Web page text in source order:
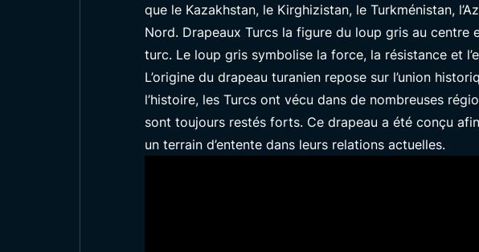
que le Kazakhstan, le Kirghizistan, le Turkménistan,
Nord. Drapeaux Turcs la figure du loup gris au centre
turc. Le loup gris symbolise la force, la résistance et
L’origine du drapeau turanien repose sur l’union
l’histoire, les Turcs ont vécu dans de nombreuses
sont toujours restés forts. Ce drapeau a été conçu
un terrain d’entente dans leurs relations actuelles.